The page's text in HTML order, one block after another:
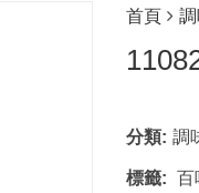
首頁
分類: 調
標籤: 百